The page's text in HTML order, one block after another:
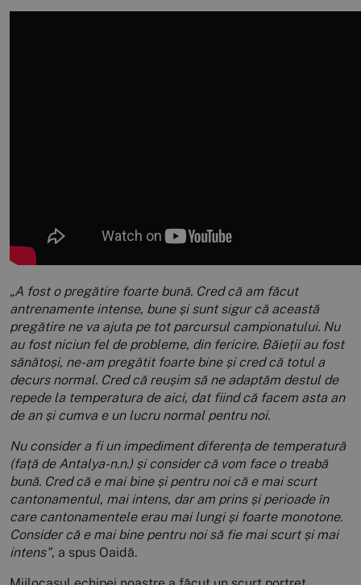
„A fost o pregătire foarte bună. Cred că am făcut
antrenamente intense, bune și sunt sigur că această
pregătire ne va ajuta pe tot parcursul campionatului. Nu
au fost niciun fel de probleme, din fericire. Băieții au fost
sănătoși, ne-am pregătit foarte bine și cred că totul a
decurs normal. Cred că reușim să ne adaptăm destul de
repede la temperatura de aici, dat fiind că facem asta an
de an și cumva e un lucru normal pentru noi.
Nu consider a fi un impediment diferența de temperatură
(față de Antalya-n.n.) și consider că vom face o treabă
bună. Cred că e mai bine și pentru noi că e mai scurt
cantonamentul, mai intens, dar am prins și perioade în
care cantonamentele erau mai lungi și foarte monotone.
Consider că e mai bine pentru noi să fie mai scurt și mai
intens", a spus Oaidă.